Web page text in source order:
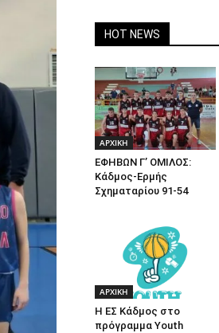
HOT NEWS
ΑΡΧΙΚΗ
ΕΦΗΒΩΝ Γ’ ΟΜΙΛΟΣ:
Κάδμος-Ερμής
Σχηματαρίου 91-54
ΑΡΧΙΚΗ
Η ΕΣ Κάδμος στο
πρόγραμμα Youth